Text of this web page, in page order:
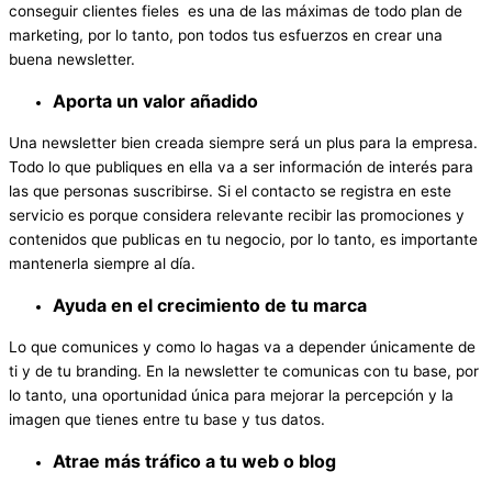
conseguir clientes fieles es una de las máximas de todo plan de
marketing, por lo tanto, pon todos tus esfuerzos en crear una
buena newsletter.
Aporta un valor añadido
Una newsletter bien creada siempre será un plus para la empresa.
Todo lo que publiques en ella va a ser información de interés para
las que personas suscribirse. Si el contacto se registra en este
servicio es porque considera relevante recibir las promociones y
contenidos que publicas en tu negocio, por lo tanto, es importante
mantenerla siempre al día.
Ayuda en el crecimiento de tu marca
Lo que comunices y como lo hagas va a depender únicamente de
ti y de tu branding. En la newsletter te comunicas con tu base, por
lo tanto, una oportunidad única para mejorar la percepción y la
imagen que tienes entre tu base y tus datos.
Atrae más tráfico a tu web o blog